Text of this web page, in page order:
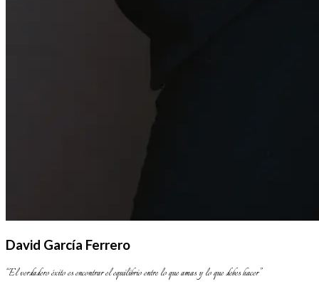
David García Ferrero
“El verdadero éxito es encontrar el equilibrio entre lo que amas y lo que debes hacer”